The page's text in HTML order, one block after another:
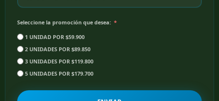
Seleccione la promoción que desea:
1 UNIDAD POR $59.900
2 UNIDADES POR $89.850
3 UNIDADES POR $119.800
5 UNIDADES POR $179.700